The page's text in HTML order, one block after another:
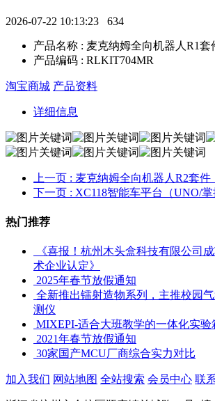
2026-07-22 10:13:23 634
产品名称 : 麦克纳姆全向机器人R1套
产品编码 : RLKIT704MR
淘宝商城 产品资料
详细信息
上一页 : 麦克纳姆全向机器人R2套件
下一页 : XC118智能车平台（UNO/掌
热门推荐
《喜报！杭州木头盒科技有限公司
术企业认定》
2025年春节放假通知
全新推出镭射造物系列，主推校园
测仪
MIXEPI-适合大班教学的一体化实验
2021年春节放假通知
30家国产MCU厂商综合实力对比
加入我们 网站地图 全站搜索 会员中心 联